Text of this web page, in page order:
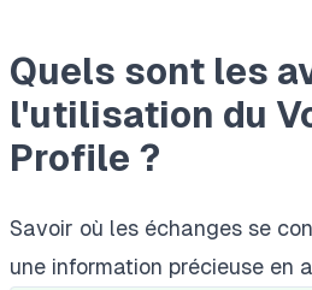
Quels sont les
l'utilisation du
Profile ?
Savoir où les échanges se
une information précieuse en